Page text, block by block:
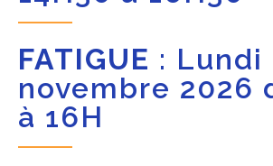
FATIGUE : Lundi
novembre 2026
à 16H